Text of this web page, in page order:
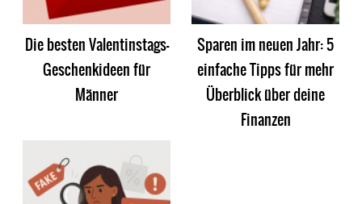
Die besten Valentinstags-
Geschenkideen für
Männer
Sparen im neuen Jahr: 5
einfache Tipps für mehr
Überblick über deine
Finanzen